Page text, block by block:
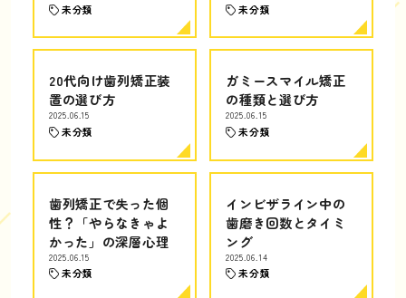
未分類 未分類
20代向け歯列矯正装
置の選び方
2025.06.15
未分類
ガミースマイル矯正
の種類と選び方
2025.06.15
未分類
歯列矯正で失った個
性？「やらなきゃよ
かった」の深層心理
2025.06.15
未分類
インビザライン中の
歯磨き回数とタイミ
ング
2025.06.14
未分類